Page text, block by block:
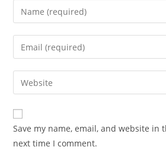
Enter
your
name
comment
Enter
your
email
address
comment
Enter
your
website
URL
(optional)
Save my name, email, and website in
next time I comment.